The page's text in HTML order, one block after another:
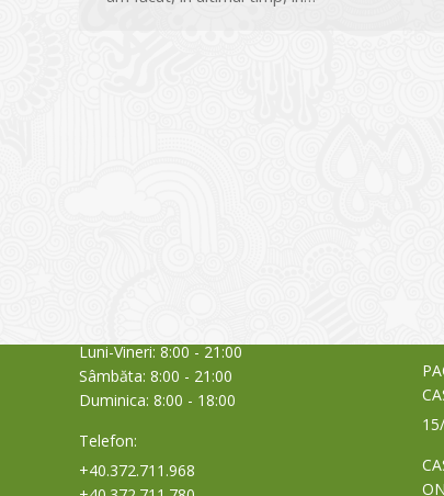
Luni-Vineri: 8:00 - 21:00
Sâmbăta: 8:00 - 21:00
Duminica: 8:00 - 18:00
Telefon:
+40.372.711.968